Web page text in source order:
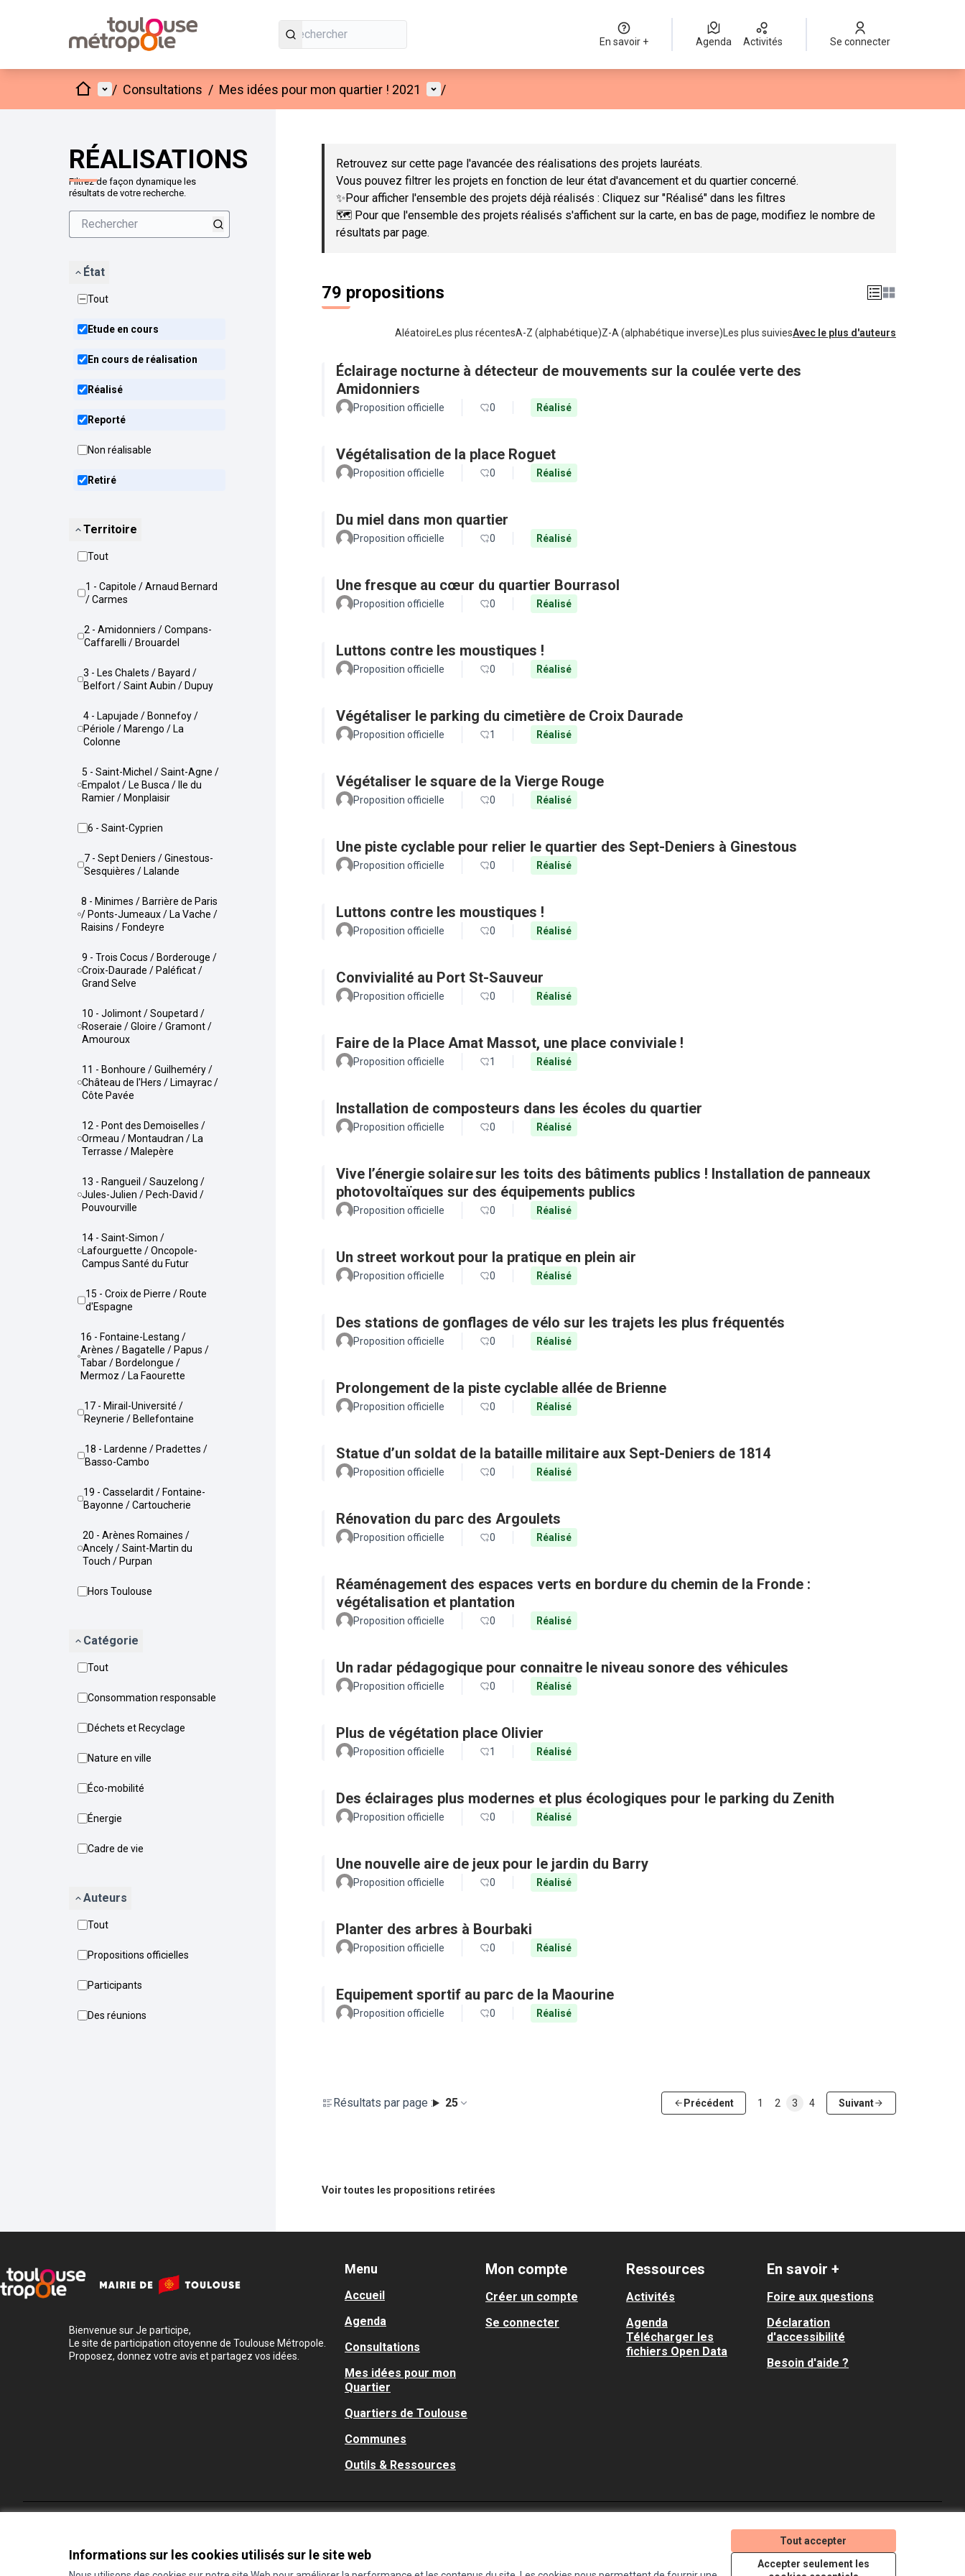
Informations sur les cookies utilisés sur le site web
Tout accepter
Accepter seulement les
En savoir + Agenda Activités Se connecter
AccueilMenu principal
/ Consultations / Mes idées pour mon quartier ! 2021 Menu utilisateur
/
RÉALISATIONS
Filtrez de façon dynamique les
résultats de votre recherche.
État
Tout
Etude en cours
En cours de réalisation
Réalisé
Reporté
Non réalisable
Retiré
Territoire
Tout
1 - Capitole / Arnaud Bernard
/ Carmes
2 - Amidonniers / Compans-
Caffarelli / Brouardel
3 - Les Chalets / Bayard /
Belfort / Saint Aubin / Dupuy
4 - Lapujade / Bonnefoy /
Périole / Marengo / La
Colonne
5 - Saint-Michel / Saint-Agne /
Empalot / Le Busca / Ile du
Ramier / Monplaisir
6 - Saint-Cyprien
7 - Sept Deniers / Ginestous-
Sesquières / Lalande
8 - Minimes / Barrière de Paris
/ Ponts-Jumeaux / La Vache /
Raisins / Fondeyre
9 - Trois Cocus / Borderouge /
Croix-Daurade / Paléficat /
Grand Selve
10 - Jolimont / Soupetard /
Roseraie / Gloire / Gramont /
Amouroux
11 - Bonhoure / Guilheméry /
Château de l'Hers / Limayrac /
Côte Pavée
12 - Pont des Demoiselles /
Ormeau / Montaudran / La
Terrasse / Malepère
13 - Rangueil / Sauzelong /
Jules-Julien / Pech-David /
Pouvourville
14 - Saint-Simon /
Lafourguette / Oncopole-
Campus Santé du Futur
15 - Croix de Pierre / Route
d'Espagne
16 - Fontaine-Lestang /
Arènes / Bagatelle / Papus /
Tabar / Bordelongue /
Mermoz / La Faourette
17 - Mirail-Université /
Reynerie / Bellefontaine
18 - Lardenne / Pradettes /
Basso-Cambo
19 - Casselardit / Fontaine-
Bayonne / Cartoucherie
20 - Arènes Romaines /
Ancely / Saint-Martin du
Touch / Purpan
Hors Toulouse
Catégorie
Tout
Consommation responsable
Déchets et Recyclage
Nature en ville
Éco-mobilité
Énergie
Cadre de vie
Auteurs
Tout
Propositions officielles
Participants
Des réunions
Passer la carte
Retrouvez sur cette page l'avancée des réalisations des projets lauréats.
Vous pouvez filtrer les projets en fonction de leur état d'avancement et du quartier concerné.
✨Pour afficher l'ensemble des projets déjà réalisés : Cliquez sur "Réalisé" dans les filtres
🗺️ Pour que l'ensemble des projets réalisés s'affichent sur la carte, en bas de page, modifiez le nombre de
résultats par page.
79 propositions
Aléatoire Les plus récentesA-Z (alphabétique)Z-A (alphabétique inverse) Les plus suiviesAvec le plus d'auteurs
Éclairage nocturne à détecteur de mouvements sur la coulée verte des
Amidonniers
Proposition officielle 0 Réalisé
Végétalisation de la place Roguet
Proposition officielle 0 Réalisé
Du miel dans mon quartier
Proposition officielle 0 Réalisé
Une fresque au cœur du quartier Bourrasol
Proposition officielle 0 Réalisé
Luttons contre les moustiques !
Proposition officielle 0 Réalisé
Végétaliser le parking du cimetière de Croix Daurade
Proposition officielle 1 Réalisé
Végétaliser le square de la Vierge Rouge
Proposition officielle 0 Réalisé
Une piste cyclable pour relier le quartier des Sept-Deniers à Ginestous
Proposition officielle 0 Réalisé
Luttons contre les moustiques !
Proposition officielle 0 Réalisé
Convivialité au Port St-Sauveur
Proposition officielle 0 Réalisé
Faire de la Place Amat Massot, une place conviviale !
Proposition officielle 1 Réalisé
Installation de composteurs dans les écoles du quartier
Proposition officielle 0 Réalisé
Vive l’énergie solaire sur les toits des bâtiments publics ! Installation de panneaux
photovoltaïques sur des équipements publics
Proposition officielle 0 Réalisé
Un street workout pour la pratique en plein air
Proposition officielle 0 Réalisé
Des stations de gonflages de vélo sur les trajets les plus fréquentés
Proposition officielle 0 Réalisé
Prolongement de la piste cyclable allée de Brienne
Proposition officielle 0 Réalisé
Statue d’un soldat de la bataille militaire aux Sept-Deniers de 1814
Proposition officielle 0 Réalisé
Rénovation du parc des Argoulets
Proposition officielle 0 Réalisé
Réaménagement des espaces verts en bordure du chemin de la Fronde :
végétalisation et plantation
Proposition officielle 0 Réalisé
Un radar pédagogique pour connaitre le niveau sonore des véhicules
Proposition officielle 0 Réalisé
Plus de végétation place Olivier
Proposition officielle 1 Réalisé
Des éclairages plus modernes et plus écologiques pour le parking du Zenith
Proposition officielle 0 Réalisé
Une nouvelle aire de jeux pour le jardin du Barry
Proposition officielle 0 Réalisé
Planter des arbres à Bourbaki
Proposition officielle 0 Réalisé
Equipement sportif au parc de la Maourine
Proposition officielle 0 Réalisé
Résultats par page : 25 Précédent 1 2 3 4 Suivant
Voir toutes les propositions retirées
Bienvenue sur Je participe,
Le site de participation citoyenne de Toulouse Métropole.
Proposez, donnez votre avis et partagez vos idées.
Menu
Accueil
Agenda
Consultations
Mes idées pour mon
Quartier
Quartiers de Toulouse
Communes
Outils & Ressources
Mon compte
Créer un compte
Se connecter
Ressources
Activités
Agenda
Télécharger les
fichiers Open Data
En savoir +
Foire aux questions
Déclaration
d'accessibilité
Besoin d'aide ?
(Lien externe)
(Lien externe)
(Lien externe)